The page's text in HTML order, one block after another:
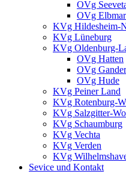
OVg
OVg
KVg Hildesheim-
KVg Lüneburg
KVg Oldenburg-
OVg Hatten
OVg
OVg Hude
KVg Peiner Land
KVg Rotenburg-
KVg Salzgitter-
KVg Schaumburg
KVg Vechta
KVg Verden
KVg
Sevice und Kontakt